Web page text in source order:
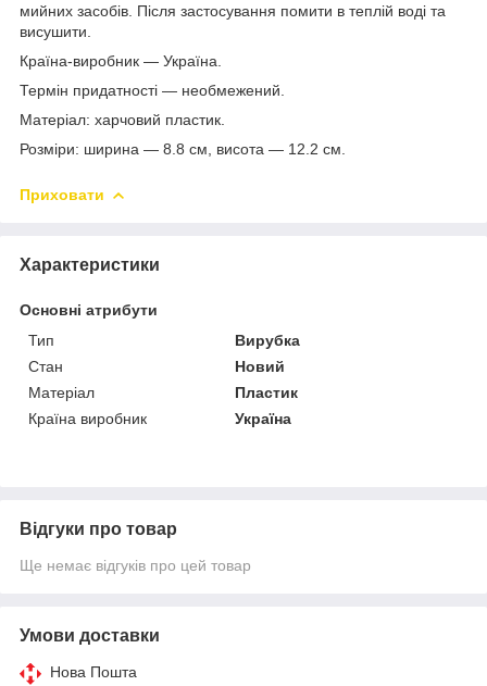
мийних засобів. Після застосування помити в теплій воді та
висушити.
Країна-виробник — Україна.
Термін придатності — необмежений.
Матеріал: харчовий пластик.
Розміри: ширина — 8.8 см, висота — 12.2 см.
Приховати
Характеристики
Основні атрибути
Тип
Вирубка
Стан
Новий
Матеріал
Пластик
Країна виробник
Україна
Відгуки про товар
Ще немає відгуків про цей товар
Умови доставки
Нова Пошта